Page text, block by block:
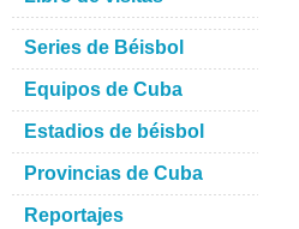
Series de Béisbol
Equipos de Cuba
Estadios de béisbol
Provincias de Cuba
Reportajes